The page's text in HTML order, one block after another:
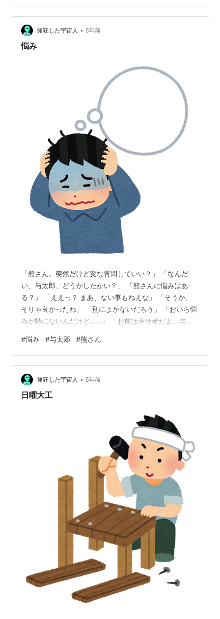
「……？！！！」 おしまい ※画像は「いらすとや」から
お借りしています
発狂した宇宙人 • 5年前
悩み
「熊さん。突然だけど変な質問していい？」 「なんだ
い、与太郎、どうかしたかい？」 「熊さんに悩みはあ
る？」 「ええっ？ まあ、ない事もねえな」 「そうか、
そりゃ良かったね」 「別によかないだろう」 「おいら悩
みが特にないんだけど……」 「お前は幸せ者だよ。与太
んな悩みだ与太郎？」 「悩みがない悩みだよ」
「……？！」 おしまい ※画像は「いらすとや」からお借
りしています
#悩み #与太郎 #熊さん
発狂した宇宙人 • 5年前
日曜大工